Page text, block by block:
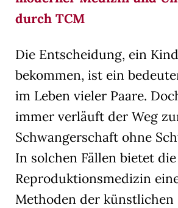
durch TCM
Die Entscheidung, ein
bekommen, ist ein
im Leben vieler Paare.
immer verläuft der Weg
Schwangerschaft ohne
In solchen Fällen bietet
Reproduktionsmedizin
Methoden der
die Verwendung Ihrer Daten finden Sie
Datenschutzerklärung
oder sich weitere Informationen anzeigen
bestimmte Cookies auswählen.
Nur essenzielle Cookies
Zurück
Datenschutzeinstellungen
Essenzielle Cookies ermöglichen grundlegende
die einwandfreie Funktion der Website